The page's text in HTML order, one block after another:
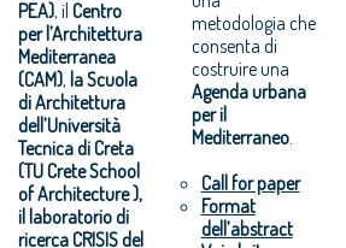
PEA), il Centro
per l’Architettura
Mediterranea
(CAM), la Scuola
di Architettura
dell’Università
Tecnica di Creta
(TU Crete School
of Architecture ),
il laboratorio di
ricerca CRISIS del
metodologia che
consenta di
costruire una
Agenda urbana
per il
Mediterraneo
Call for paper
Format
dell’abstract